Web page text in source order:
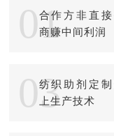
01
合作方非直
商赚中间利润
03
纺织助剂定
上生产技术